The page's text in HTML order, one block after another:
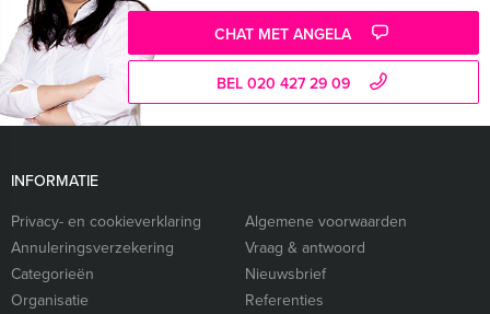
CHAT MET ANGELA
BEL 020 427 29 09
INFORMATIE
Privacy- en cookieverklaring
Algemene voorwaarden
Annuleringsverzekering
Vraag & antwoord
Categorieën
Nieuwsbrief
Organisatie
Referenties